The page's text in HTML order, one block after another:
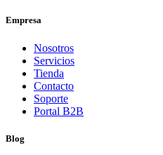
Empresa
Nosotros
Servicios
Tienda
Contacto
Soporte
Portal B2B
Blog